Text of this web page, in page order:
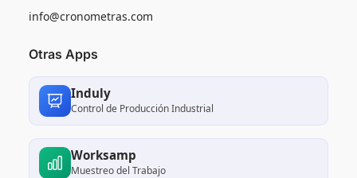
info@cronometras.com
Otras Apps
Induly
Control de Producción Industrial
Worksamp
Muestreo del Trabajo